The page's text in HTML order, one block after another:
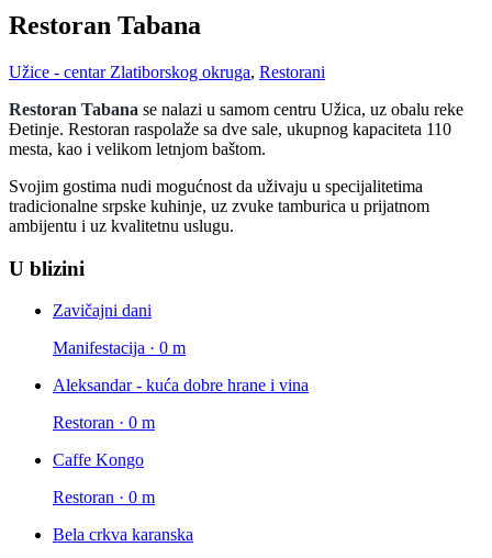
Restoran Tabana
Užice - centar Zlatiborskog okruga, Restorani
Restoran Tabana se nalazi u samom centru Užica, uz obalu reke
Đetinje. Restoran raspolaže sa dve sale, ukupnog kapaciteta 110
mesta, kao i velikom letnjom baštom.
Svojim gostima nudi mogućnost da uživaju u specijalitetima
tradicionalne srpske kuhinje, uz zvuke tamburica u prijatnom
ambijentu i uz kvalitetnu uslugu.
U blizini
Zavičajni dani
Manifestacija · 0 m
Aleksandar - kuća dobre hrane i vina
Restoran · 0 m
Caffe Kongo
Restoran · 0 m
Bela crkva karanska